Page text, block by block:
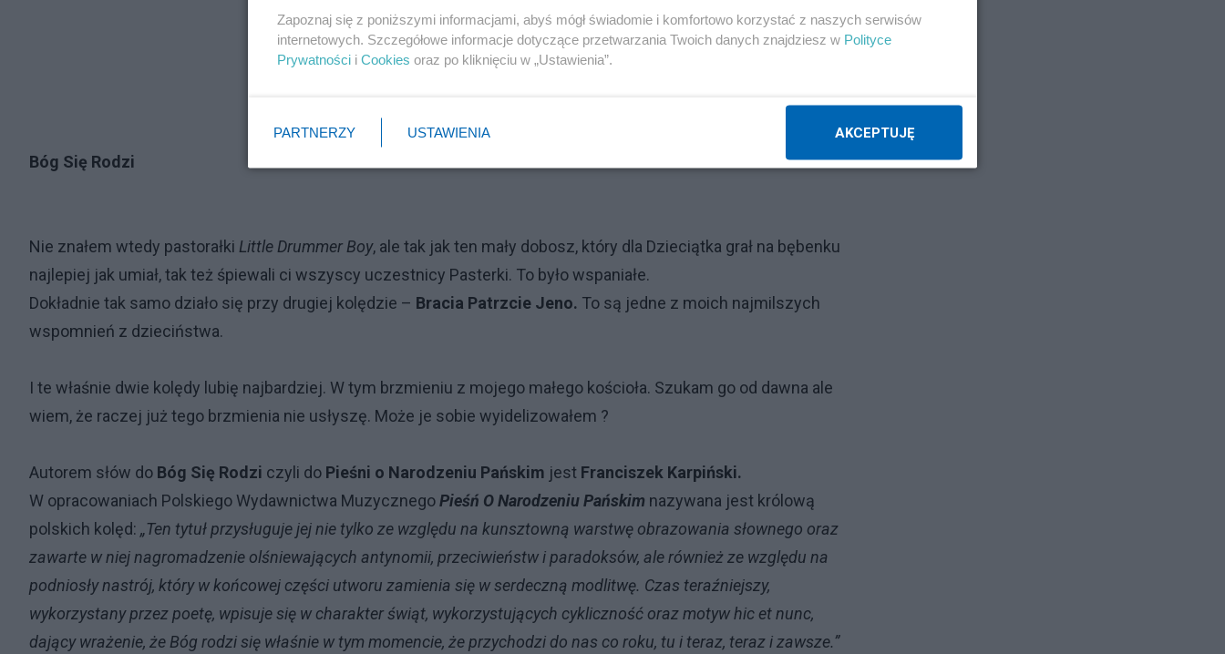
Bóg Się Rodzi
Nie znałem wtedy pastorałki Little Drummer Boy, ale tak jak ten mały dobosz, który dla Dzieciątka grał na bębenku
najlepiej jak umiał, tak też śpiewali ci wszyscy uczestnicy Pasterki. To było wspaniałe.
Dokładnie tak samo działo się przy drugiej kolędzie – Bracia Patrzcie Jeno. To są jedne z moich najmilszych
wspomnień z dzieciństwa.
I te właśnie dwie kolędy lubię najbardziej. W tym brzmieniu z mojego małego kościoła. Szukam go od dawna ale
wiem, że raczej już tego brzmienia nie usłyszę. Może je sobie wyidelizowałem ?
Autorem słów do Bóg Się Rodzi czyli do Pieśni o Narodzeniu Pańskim jest Franciszek Karpiński.
W opracowaniach Polskiego Wydawnictwa MuzycznegoPieśń O Narodzeniu Pańskim nazywana jest królową
polskich kolęd: „Ten tytuł przysługuje jej nie tylko ze względu na kunsztowną warstwę obrazowania słownego oraz
zawarte w niej nagromadzenie olśniewających antynomii, przeciwieństw i paradoksów, ale również ze względu na
podniosły nastrój, który w końcowej części utworu zamienia się w serdeczną modlitwę. Czas teraźniejszy,
wykorzystany przez poetę, wpisuje się w charakter świąt, wykorzystujących cykliczność oraz motyw hic et nunc,
dający wrażenie, że Bóg rodzi się właśnie w tym momencie, że przychodzi do nas co roku, tu i teraz, teraz i zawsze.”
Zapoznaj się z poniższymi informacjami, abyś mógł świadomie i komfortowo korzystać z naszych serwisów
internetowych. Szczegółowe informacje dotyczące przetwarzania Twoich danych znajdziesz w Polityce
Prywatności i Cookies oraz po kliknięciu w „Ustawienia”.
PARTNERZY USTAWIENIA AKCEPTUJĘ